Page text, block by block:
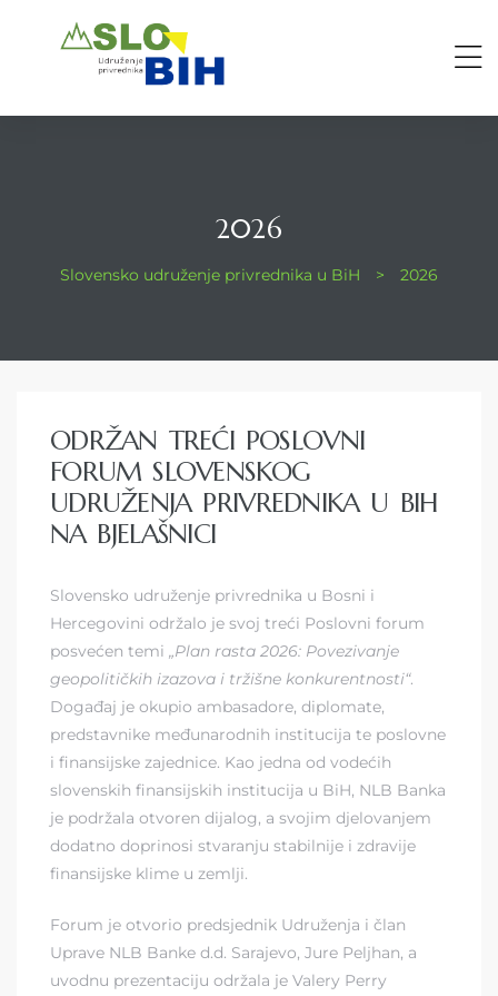
2026
Slovensko udruženje privrednika u BiH > 2026
ODRŽAN TREĆI POSLOVNI
FORUM SLOVENSKOG
UDRUŽENJA PRIVREDNIKA U BIH
NA BJELAŠNICI
Slovensko udruženje privrednika u Bosni i
Hercegovini održalo je svoj treći Poslovni forum
posvećen temi „Plan rasta 2026: Povezivanje
geopolitičkih izazova i tržišne konkurentnosti“.
Događaj je okupio ambasadore, diplomate,
predstavnike međunarodnih institucija te poslovne
i finansijske zajednice. Kao jedna od vodećih
slovenskih finansijskih institucija u BiH, NLB Banka
je podržala otvoren dijalog, a svojim djelovanjem
dodatno doprinosi stvaranju stabilnije i zdravije
finansijske klime u zemlji.
Forum je otvorio predsjednik Udruženja i član
Uprave NLB Banke d.d. Sarajevo, Jure Peljhan, a
uvodnu prezentaciju održala je Valery Perry